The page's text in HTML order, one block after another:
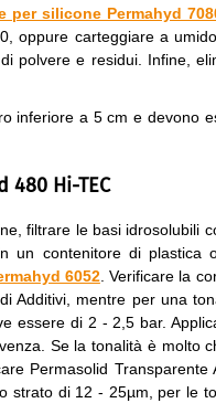
per silicone Permahyd
oppure carteggiare a
polvere e residui. Infine,
inferiore a 5 cm e devono
Hi-TEC
filtrare le basi idrosolubili
un contenitore di plastica
6052. Verificare la
Additivi, mentre per una
essere di 2 - 2,5 bar.
Se la tonalità è molto
Permasolid
strato di 12 - 25µm, per le